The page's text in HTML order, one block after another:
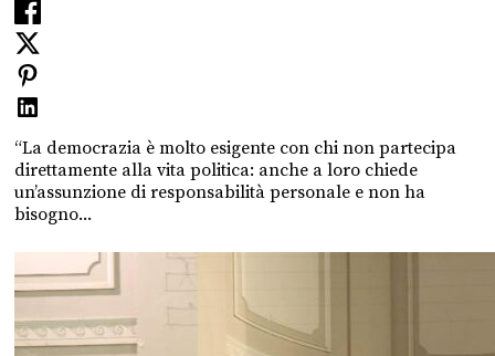
“La democrazia è molto esigente con chi non partecipa
direttamente alla vita politica: anche a loro chiede
un’assunzione di responsabilità personale e non ha
bisogno...